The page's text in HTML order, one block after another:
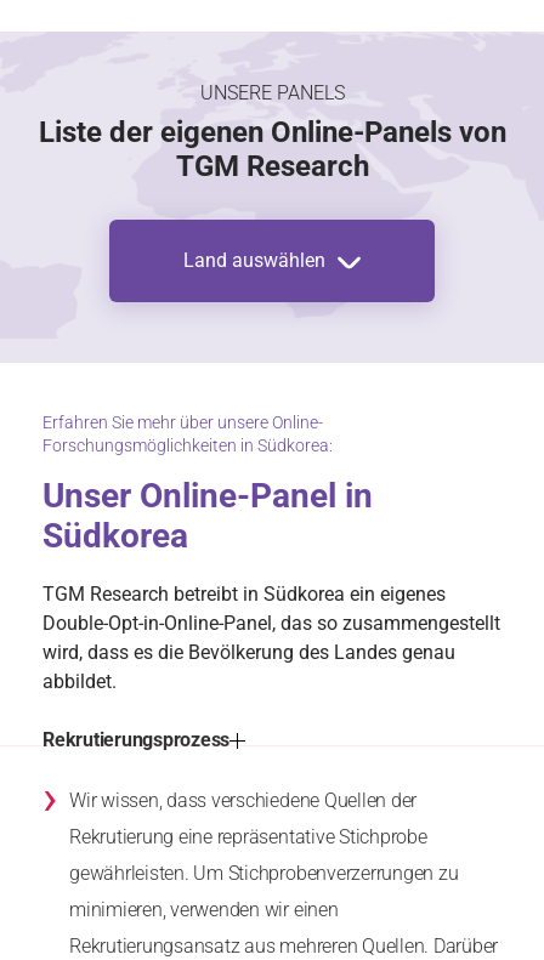
UNSERE PANELS
Liste der eigenen Online-Panels von
TGM Research
Land auswählen
Erfahren Sie mehr über unsere Online-
Forschungsmöglichkeiten in Südkorea:
Unser Online-Panel in
Südkorea
TGM Research betreibt in Südkorea ein eigenes
Double-Opt-in-Online-Panel, das so zusammengestellt
wird, dass es die Bevölkerung des Landes genau
abbildet.
Rekrutierungsprozess
› Wir wissen, dass verschiedene Quellen der
Rekrutierung eine repräsentative Stichprobe
gewährleisten. Um Stichprobenverzerrungen zu
minimieren, verwenden wir einen
Rekrutierungsansatz aus mehreren Quellen. Darüber